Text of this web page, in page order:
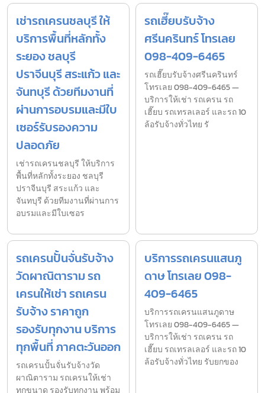
เช่ารถเครนชลบุรี ให้
บริการพื้นที่หลักทั้ง
ระยอง ชลบุรี
ปราจีนบุรี สระแก้ว และ
จันทบุรี ด้วยทีมงานที่
ผ่านการอบรมและมีใบ
เซอร์รับรองความ
ปลอดภัย
เช่ารถเครนชลบุรี ให้บริการ
พื้นที่หลักทั้งระยอง ชลบุรี
ปราจีนบุรี สระแก้ว และ
จันทบุรี ด้วยทีมงานที่ผ่านการ
อบรมและมีใบเซอร
รถเฮี๊ยบรับจ้าง
ศรีนครินทร์ โทรเลย
098-409-6465
รถเฮี๊ยบรับจ้างศรีนครินทร์
โทรเลย 098-409-6465 —
บริการให้เช่า รถเครน รถ
เฮี๊ยบ รถเทรลเลอร์ และรถ 10
ล้อรับจ้างทั่วไทย รั
รถเครนปั้นจั่นรับจ้าง
วัดผาณิตาราม รถ
เครนให้เช่า รถเครน
รับจ้าง ราคาถูก
รองรับทุกงาน บริการ
ทุกพื้นที่ ภาคตะวันออก
รถเครนปั้นจั่นรับจ้างวัด
ผาณิตาราม รถเครนให้เช่า
ทุกขนาด รองรับทุกงาน พร้อม
บริการรถเครนแสนภู
ดาษ โทรเลย 098-
409-6465
บริการรถเครนแสนภูดาษ
โทรเลย 098-409-6465 —
บริการให้เช่า รถเครน รถ
เฮี๊ยบ รถเทรลเลอร์ และรถ 10
ล้อรับจ้างทั่วไทย รับยกของ